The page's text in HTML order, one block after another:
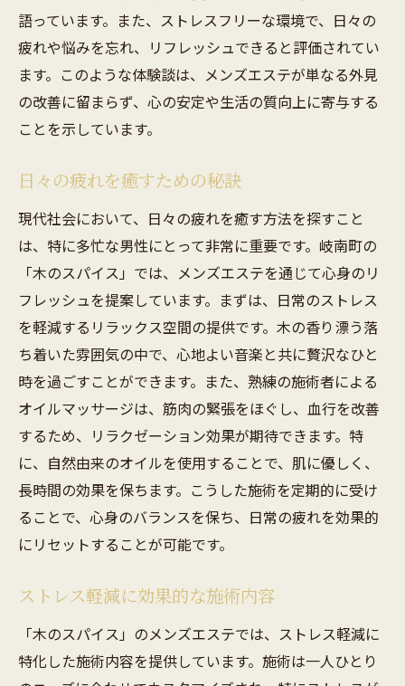
語っています。また、ストレスフリーな環境で、日々の
疲れや悩みを忘れ、リフレッシュできると評価されてい
ます。このような体験談は、メンズエステが単なる外見
の改善に留まらず、心の安定や生活の質向上に寄与する
ことを示しています。
日々の疲れを癒すための秘訣
現代社会において、日々の疲れを癒す方法を探すこと
は、特に多忙な男性にとって非常に重要です。岐南町の
「木のスパイス」では、メンズエステを通じて心身のリ
フレッシュを提案しています。まずは、日常のストレス
を軽減するリラックス空間の提供です。木の香り漂う落
ち着いた雰囲気の中で、心地よい音楽と共に贅沢なひと
時を過ごすことができます。また、熟練の施術者による
オイルマッサージは、筋肉の緊張をほぐし、血行を改善
するため、リラクゼーション効果が期待できます。特
に、自然由来のオイルを使用することで、肌に優しく、
長時間の効果を保ちます。こうした施術を定期的に受け
ることで、心身のバランスを保ち、日常の疲れを効果的
にリセットすることが可能です。
ストレス軽減に効果的な施術内容
「木のスパイス」のメンズエステでは、ストレス軽減に
特化した施術内容を提供しています。施術は一人ひとり